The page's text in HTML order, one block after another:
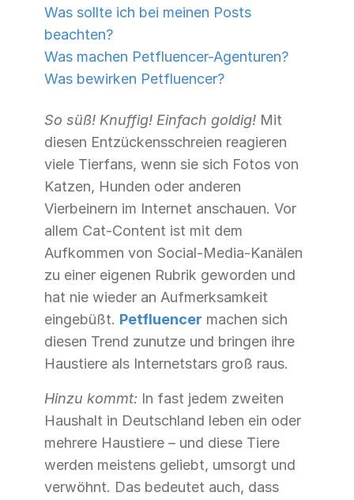
Was sollte ich bei meinen Posts
beachten?
Was machen Petfluencer-Agenturen?
Was bewirken Petfluencer?
So süß! Knuffig! Einfach goldig! Mit
diesen Entzückensschreien reagieren
viele Tierfans, wenn sie sich Fotos von
Katzen, Hunden oder anderen
Vierbeinern im Internet anschauen. Vor
allem Cat-Content ist mit dem
Aufkommen von Social-Media-Kanälen
zu einer eigenen Rubrik geworden und
hat nie wieder an Aufmerksamkeit
eingebüßt. Petfluencer machen sich
diesen Trend zunutze und bringen ihre
Haustiere als Internetstars groß raus.
Hinzu kommt: In fast jedem zweiten
Haushalt in Deutschland leben ein oder
mehrere Haustiere – und diese Tiere
werden meistens geliebt, umsorgt und
verwöhnt. Das bedeutet auch, dass